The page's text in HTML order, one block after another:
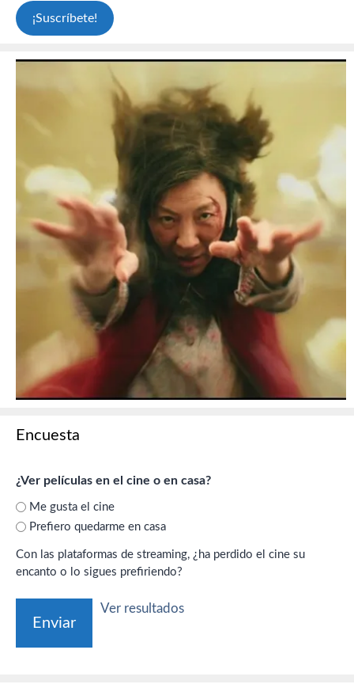
Encuesta
¿Ver películas en el cine o en casa?
Me gusta el cine
Prefiero quedarme en casa
Con las plataformas de streaming, ¿ha perdido el cine su
encanto o lo sigues prefiriendo?
Ver resultados